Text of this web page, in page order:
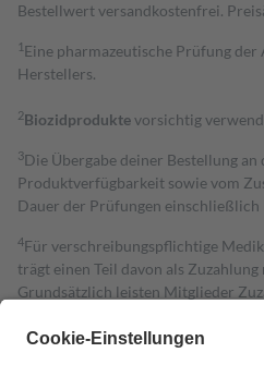
Bestell­wert versand­kosten­frei.
1 Eine pharmazeutische Prüfung
Herstellers.
2Biozidproduktevorsichtig
3Die Übergabe deiner Bestellung
Produktverfügbarkeit sowie vom
Dauer der Prüfungen einschließlich
4Für verschreibungspflichtige
trägt einen Teil davon als Zuzahlung
Grundsätzlich leisten Mitglieder
Diese Regeln gelten grundsätzlich